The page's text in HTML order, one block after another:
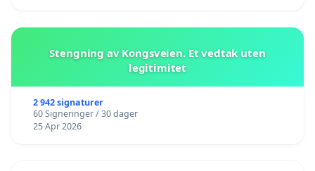
Stengning av Kongsveien. Et vedtak uten
legitimitet
2 942 signaturer
60 Signeringer / 30 dager
25 Apr 2026